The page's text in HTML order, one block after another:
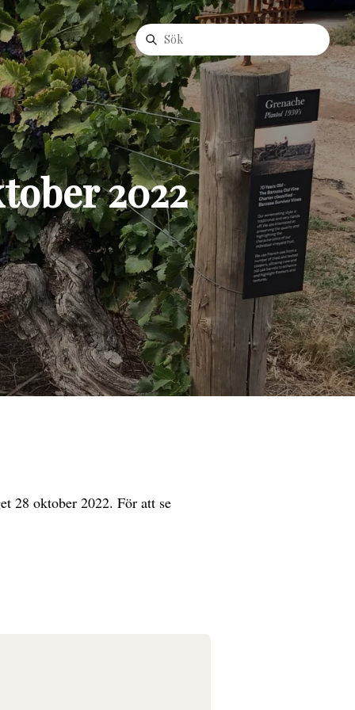
2022
28 oktober 2022. För att se